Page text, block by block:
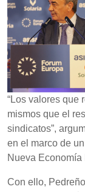
“Los valores que
mismos que el
sindicatos”,
en el marco de
Nueva Economía
Con ello,